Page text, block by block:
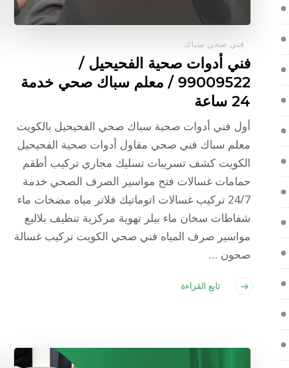
فني صحي سباك
فني أدوات صحية الفحيحيل /
99009522 / معلم سباك صحي خدمة
24 ساعة
أول فني أدوات صحية سباك صحي الفحيحيل بالكويت
معلم سباك فني صحي مقاول أدوات صحية الفحيحيل
الكويت كشف تسريبات تسليك مجاري تركيب أطقم
حمامات غسالات فتح مواسير الصرف الصحي خدمة
24/7 تركيب غسالات اتوماتيك فلاتر مياه مضخات ماء
شفاطات سخان ماء بيلر تهوية مركزية تنظيف بلاليع
مواسير صرف المياه فني صحي الكويت تركيب غسالة
صحون …
تابع القراءة